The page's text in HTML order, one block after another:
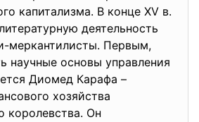
капитализма. В конце XV в.
деятельность
меркантилисты. Первым,
научные основы управления
Диомед Карафа –
хозяйства
королевства. Он